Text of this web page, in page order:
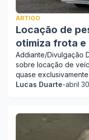
ARTIGO
Locação de
otimiza frota
Addiante/Divulgação
sobre locação de
quase
Lucas Duarte-abril